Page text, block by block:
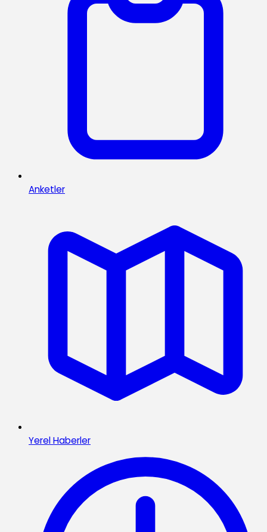
Anketler
Yerel Haberler